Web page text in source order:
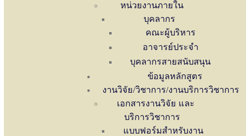
หน่วยงานภายใน
บุคลากร
คณะผู้บริหาร
อาจารย์ประจำ
บุคลากรสายสนับสนุน
ข้อมูลหลักสูตร
งานวิจัย/วิชาการ/งานบริการวิชาการ
เอกสารงานวิจัย และ
บริการวิชาการ
แบบฟอร์มสำหรับงาน